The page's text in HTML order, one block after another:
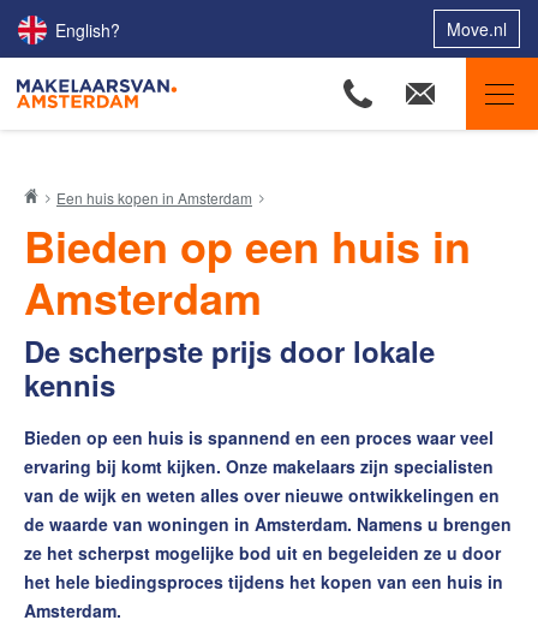
English? Move.nl
Ons aanbod
Woningzoekers
Onze makelaars
Onze expertises
Huis verkopen
Huis kopen
Woonwens Oriëntatiegesprek
Woonwens Zoekprofiel
Aankoop-verkoop Combideal
Bieden op een huis in Amsterdam
Een huis kopen in 9 stappen
Een huis kopen in Amsterdam
Bieden op een huis in
Amsterdam
De scherpste prijs door lokale
kennis
Bieden op een huis is spannend en een proces waar veel
ervaring bij komt kijken. Onze makelaars zijn specialisten
van de wijk en weten alles over nieuwe ontwikkelingen en
de waarde van woningen in Amsterdam. Namens u brengen
ze het scherpst mogelijke bod uit en begeleiden ze u door
het hele biedingsproces tijdens het kopen van een huis in
Amsterdam.